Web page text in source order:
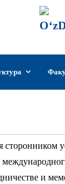
сторонником
и